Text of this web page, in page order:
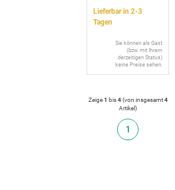
Lieferbar in 2-3
Tagen
Sie können als Gast
(bzw. mit Ihrem
derzeitigen Status)
keine Preise sehen.
Zeige1 bis4(von insgesamt4
Artikel)
1